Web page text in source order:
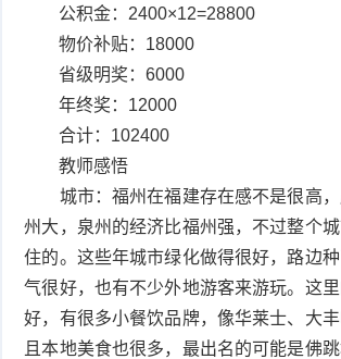
公积金：2400×12=28800
物价补贴：18000
省级明奖：6000
年终奖：12000
合计：102400
教师感悟
城市：福州在福建存在感不是很高，
州大，泉州的经济比福州强，不过整个
住的。这些年城市绿化做得很好，路边
气很好，也有不少外地游客来游玩。这
好，有很多小餐饮品牌，像华莱士、大
且本地美食也很多，最出名的可能是佛